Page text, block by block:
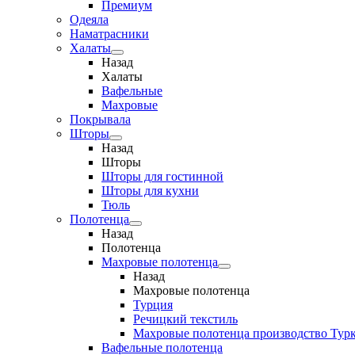
Премиум
Одеяла
Наматрасники
Халаты
Назад
Халаты
Вафельные
Махровые
Покрывала
Шторы
Назад
Шторы
Шторы для гостинной
Шторы для кухни
Тюль
Полотенца
Назад
Полотенца
Махровые полотенца
Назад
Махровые полотенца
Турция
Речицкий текстиль
Махровые полотенца производство
Вафельные полотенца